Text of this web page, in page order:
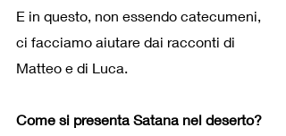
E in questo, non essendo catecumeni,
ci facciamo aiutare dai racconti di
Matteo e di Luca.
Come si presenta Satana nel deserto?